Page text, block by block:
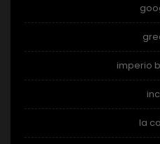
imperio
la